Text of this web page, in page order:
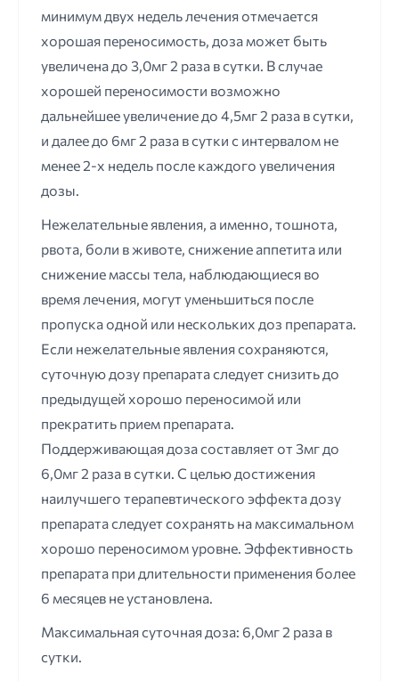
минимум двух недель лечения отмечается
хорошая переносимость, доза может быть
увеличена до 3,0мг 2 раза в сутки. В случае
хорошей переносимости возможно
дальнейшее увеличение до 4,5мг 2 раза в сутки,
и далее до 6мг 2 раза в сутки с интервалом не
менее 2-х недель после каждого увеличения
дозы.
Нежелательные явления, а именно, тошнота,
рвота, боли в животе, снижение аппетита или
снижение массы тела, наблюдающиеся во
время лечения, могут уменьшиться после
пропуска одной или нескольких доз препарата.
Если нежелательные явления сохраняются,
суточную дозу препарата следует снизить до
предыдущей хорошо переносимой или
прекратить прием препарата.
Поддерживающая доза составляет от 3мг до
6,0мг 2 раза в сутки. С целью достижения
наилучшего терапевтического эффекта дозу
препарата следует сохранять на максимальном
хорошо переносимом уровне. Эффективность
препарата при длительности применения более
6 месяцев не установлена.
Максимальная суточная доза: 6,0мг 2 раза в
сутки.